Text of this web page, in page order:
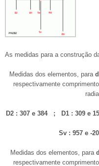
As medidas para a construção
Medidas dos elementos, para
respectivamente
D2 : 307 e 384 ; D1 : 309 e
Sv : 957 e -
Medidas dos elementos, para
respectivamente